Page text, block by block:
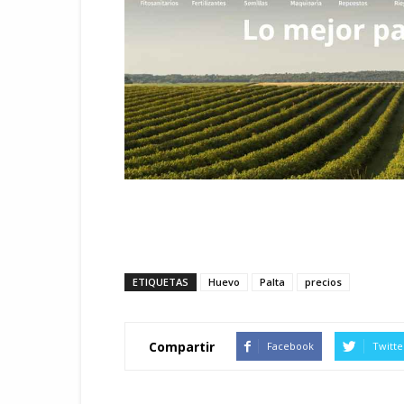
ETIQUETAS Huevo Palta precios
Compartir Facebook